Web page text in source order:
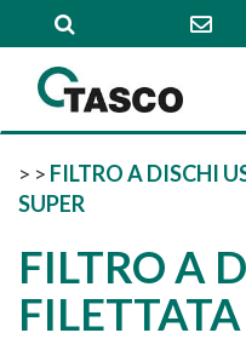
> > FILTRO A DISCHI
SUPER
FILTRO A